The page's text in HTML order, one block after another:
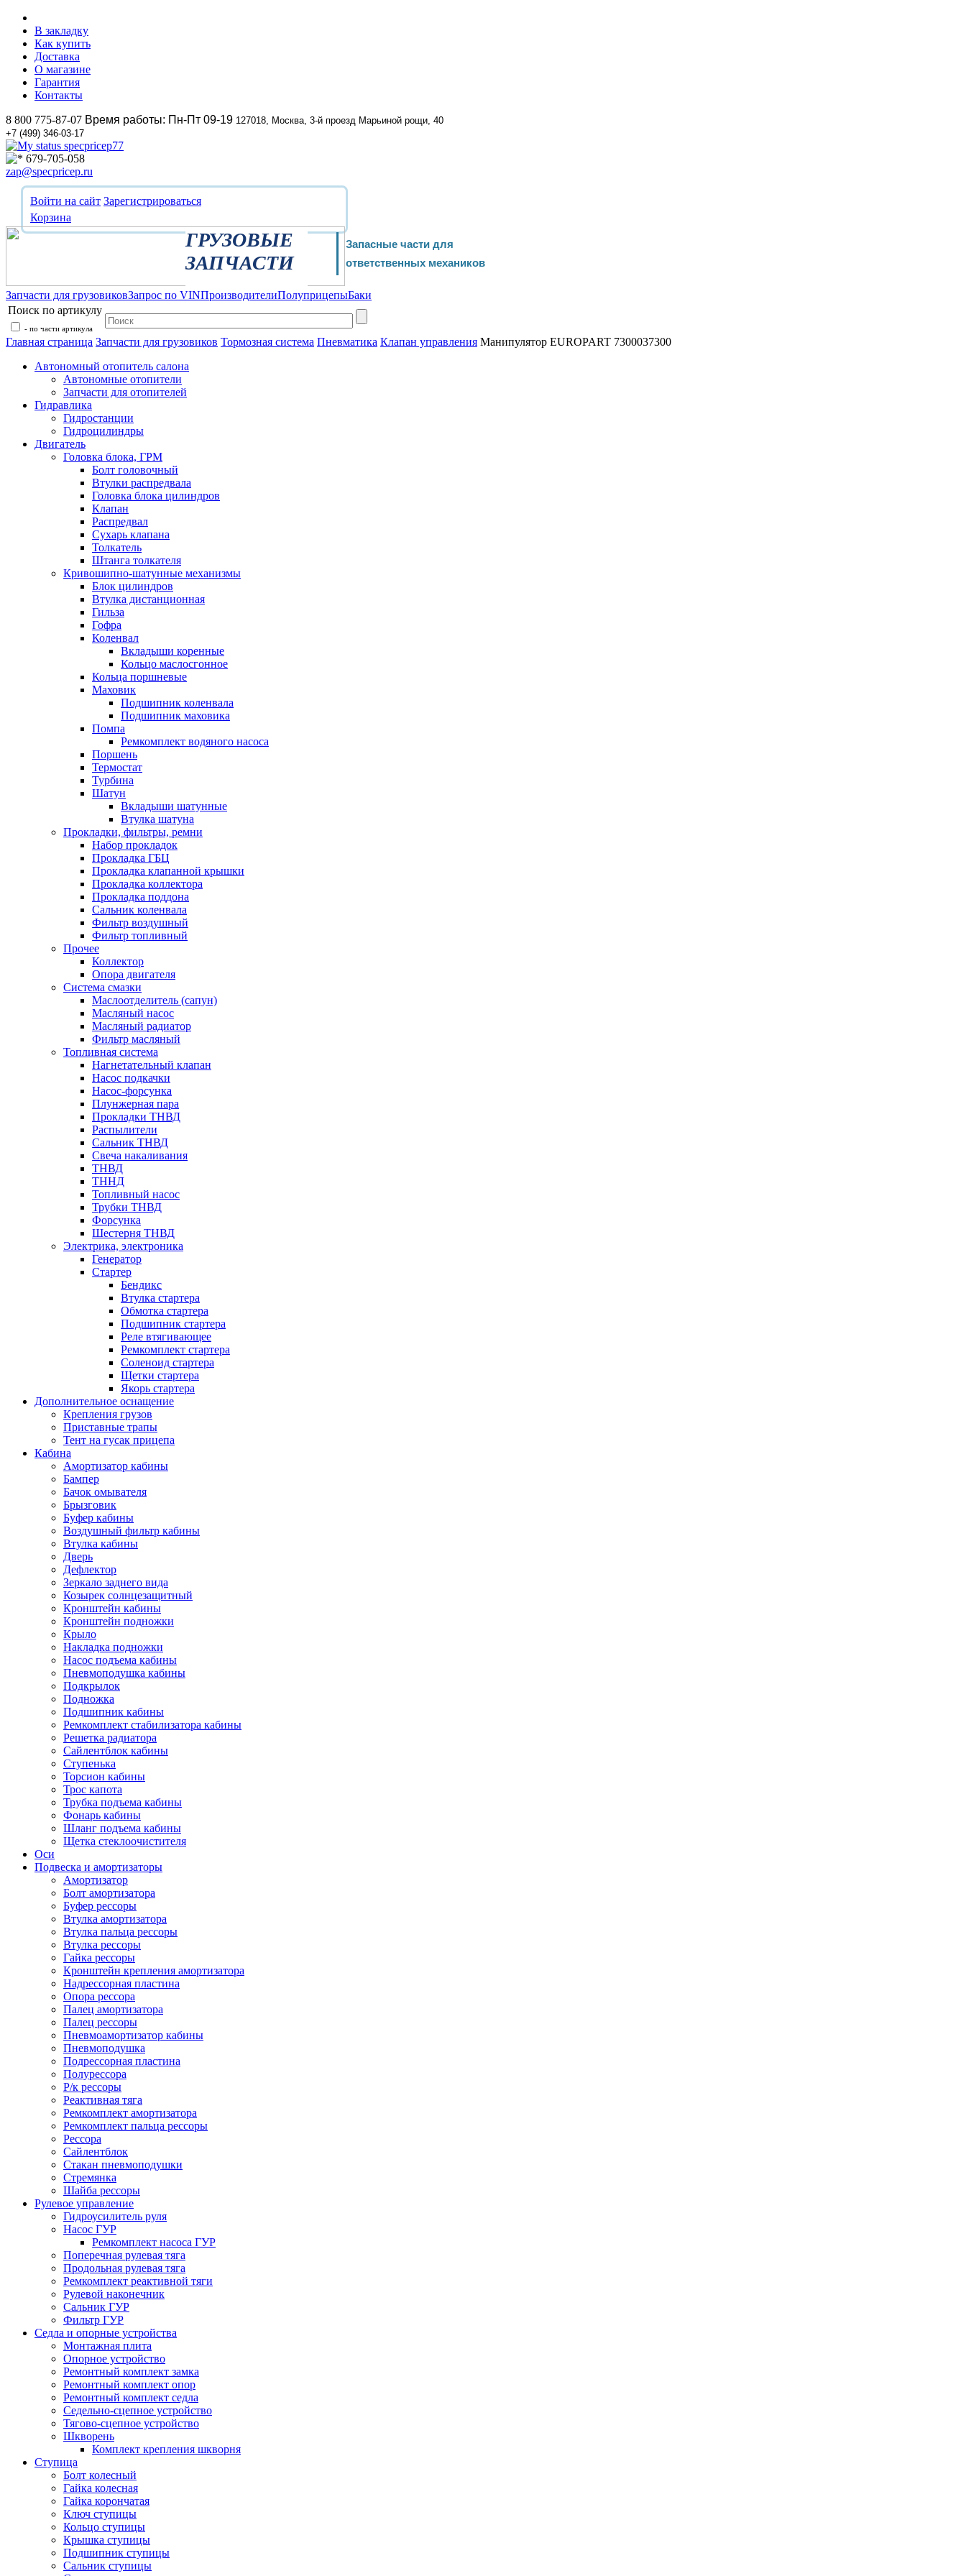
В закладку
Как купить
Доставка
О магазине
Гарантия
Контакты
8 800 775-87-07 Время работы: Пн-Пт 09-19 127018, Москва, 3-й проезд Марьиной рощи, 40
+7 (499) 346-03-17
specpricep77
679-705-058
zap@specpricep.ru
Войти на сайт Зарегистрироваться
Корзина
ГРУЗОВЫЕ
ЗАПЧАСТИ
Запасные части для
ответственных механиков
Запчасти для грузовиковЗапрос по VINПроизводителиПолуприцепыБаки
Поиск по артикулу
- по части артикула
Главная страница Запчасти для грузовиков Тормозная система Пневматика Клапан управления Манипулятор EUROPART 7300037300
Автономный отопитель салона
Автономные отопители
Запчасти для отопителей
Гидравлика
Гидростанции
Гидроцилиндры
Двигатель
Головка блока, ГРМ
Болт головочный
Втулки распредвала
Головка блока цилиндров
Клапан
Распредвал
Сухарь клапана
Толкатель
Штанга толкателя
Кривошипно-шатунные механизмы
Блок цилиндров
Втулка дистанционная
Гильза
Гофра
Коленвал
Вкладыши коренные
Кольцо маслосгонное
Кольца поршневые
Маховик
Подшипник коленвала
Подшипник маховика
Помпа
Ремкомплект водяного насоса
Поршень
Термостат
Турбина
Шатун
Вкладыши шатунные
Втулка шатуна
Прокладки, фильтры, ремни
Набор прокладок
Прокладка ГБЦ
Прокладка клапанной крышки
Прокладка коллектора
Прокладка поддона
Сальник коленвала
Фильтр воздушный
Фильтр топливный
Прочее
Коллектор
Опора двигателя
Система смазки
Маслоотделитель (сапун)
Масляный насос
Масляный радиатор
Фильтр масляный
Топливная система
Нагнетательный клапан
Насос подкачки
Насос-форсунка
Плунжерная пара
Прокладки ТНВД
Распылители
Сальник ТНВД
Свеча накаливания
ТНВД
ТННД
Топливный насос
Трубки ТНВД
Форсунка
Шестерня ТНВД
Электрика, электроника
Генератор
Стартер
Бендикс
Втулка стартера
Обмотка стартера
Подшипник стартера
Реле втягивающее
Ремкомплект стартера
Соленоид стартера
Щетки стартера
Якорь стартера
Дополнительное оснащение
Крепления грузов
Приставные трапы
Тент на гусак прицепа
Кабина
Амортизатор кабины
Бампер
Бачок омывателя
Брызговик
Буфер кабины
Воздушный фильтр кабины
Втулка кабины
Дверь
Дефлектор
Зеркало заднего вида
Козырек солнцезащитный
Кронштейн кабины
Кронштейн подножки
Крыло
Накладка подножки
Насос подъема кабины
Пневмоподушка кабины
Подкрылок
Подножка
Подшипник кабины
Ремкомплект стабилизатора кабины
Решетка радиатора
Сайлентблок кабины
Ступенька
Торсион кабины
Трос капота
Трубка подъема кабины
Фонарь кабины
Шланг подъема кабины
Щетка стеклоочистителя
Оси
Подвеска и амортизаторы
Амортизатор
Болт амортизатора
Буфер рессоры
Втулка амортизатора
Втулка пальца рессоры
Втулка рессоры
Гайка рессоры
Кронштейн крепления амортизатора
Надрессорная пластина
Опора рессора
Палец амортизатора
Палец рессоры
Пневмоамортизатор кабины
Пневмоподушка
Подрессорная пластина
Полурессора
Р/к рессоры
Реактивная тяга
Ремкомплект амортизатора
Ремкомплект пальца рессоры
Рессора
Сайлентблок
Стакан пневмоподушки
Стремянка
Шайба рессоры
Рулевое управление
Гидроусилитель руля
Насос ГУР
Ремкомплект насоса ГУР
Поперечная рулевая тяга
Продольная рулевая тяга
Ремкомплект реактивной тяги
Рулевой наконечник
Сальник ГУР
Фильтр ГУР
Седла и опорные устройства
Монтажная плита
Опорное устройство
Ремонтный комплект замка
Ремонтный комплект опор
Ремонтный комплект седла
Седельно-сцепное устройство
Тягово-сцепное устройство
Шкворень
Комплект крепления шкворня
Ступица
Болт колесный
Гайка колесная
Гайка корончатая
Ключ ступицы
Кольцо ступицы
Крышка ступицы
Подшипник ступицы
Сальник ступицы